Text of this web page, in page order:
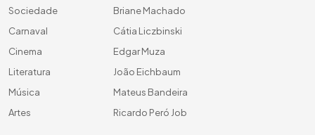
Sociedade
Carnaval
Cinema
Literatura
Música
Artes
Briane Machado
Cátia Liczbinski
Edgar Muza
João Eichbaum
Mateus Bandeira
Ricardo Peró Job